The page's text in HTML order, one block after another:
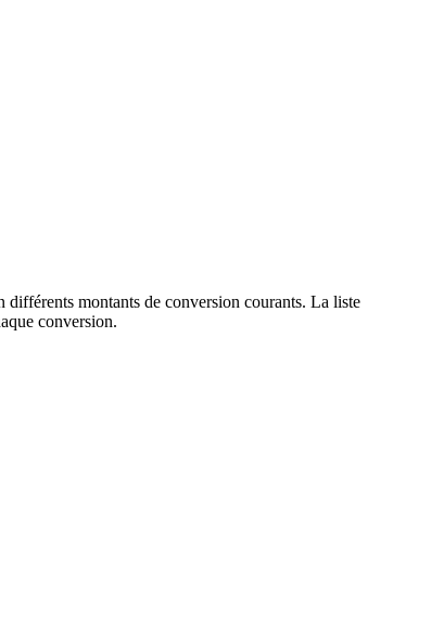
montants de conversion courants. La liste
conversion.